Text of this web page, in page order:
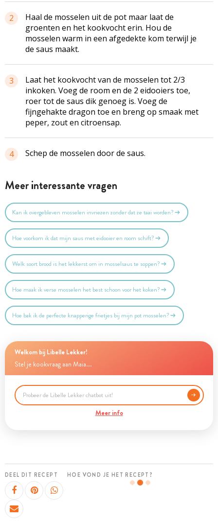
2
Haal de mosselen uit de pot maar laat de
groenten en het kookvocht erin. Hou de
mosselen warm in een afgedekte kom terwijl je
de saus maakt.
3
Laat het kookvocht van de mosselen tot 2/3
inkoken. Voeg de room en de 2 eidooiers toe,
roer tot de saus dik genoeg is. Voeg de
fijngehakte dragon toe en breng op smaak met
peper, zout en citroensap.
4 Schep de mosselen door de saus.
Meer interessante vragen
Kan ik overgebleven mosselen invriezen zonder dat ze taai worden?
Hoe voorkom ik dat mijn saus met eidooier en room schift?
Welk soort brood is het lekkerst om in mosselsaus te soppen?
Hoe maak ik verse mosselen het best schoon voor het koken?
Hoe bak ik de perfecte knapperige frietjes bij mijn pot mosselen?
Welkom bij Libelle Lekker!
Stel je kookvraag aan Maia...
Meer info
DEEL DIT RECEPT HOE VOND JE HET RECEPT?